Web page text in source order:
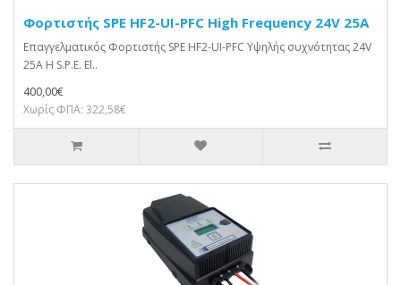
Φορτιστής SPE HF2-UI-PFC High Frequency 24V 25A
Επαγγελματικός Φορτιστής SPE HF2-UI-PFC Υψηλής συχνότητας 24V
25A Η S.P.E. El..
400,00€
Χωρίς ΦΠΑ: 322,58€